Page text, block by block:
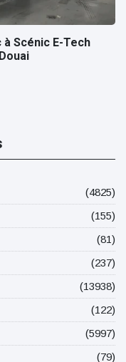
Scénic E-Tech
(4825)
(155)
(81)
(237)
(13938)
(122)
(5997)
(79)